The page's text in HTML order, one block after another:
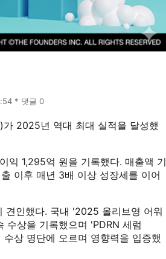
* 댓글 0
2025년 역대 최대 실적을 달성했
익 1,295억 원을 기록했다. 매출액 기
이후 매년 3배 이상 성장세를 이어
견인했다. 국내 '2025 올리브영 어워
상을 기록했으며 'PDRN 세럼
상 명단에 오르며 영향력을 입증했